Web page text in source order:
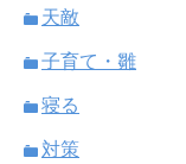
天敵
子育て・雛
寝る
対策